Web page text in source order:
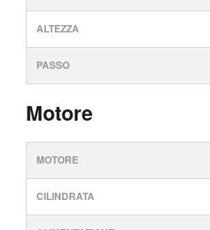
ALTEZZA
PASSO
Motore
MOTORE
CILINDRATA